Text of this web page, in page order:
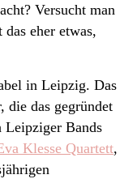
Versucht man
eher etwas,
in Leipzig. Das
das gegründet
Leipziger Bands
Klesse Quartett,